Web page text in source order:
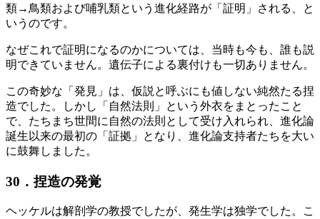
類→鳥類および哺乳類という進化経路が「証明」される、と
いうのです。
なぜこれで証明になるのかについては、当時も今も、誰も説
明できていません。遺伝子による裏付けも一切ありません。
この奇妙な「発見」は、仮説と呼ぶにも値しない純然たる捏
造でした。しかし「自然法則」という外衣をまとったこと
で、たちまち世間に自然の法則として受け入れられ、進化論
誕生以来の最初の「証拠」となり、進化論支持者たちを大い
に鼓舞しました。
30．捏造の発覚
ヘッケルは解剖学の教授でしたが、発生学は独学でした。こ